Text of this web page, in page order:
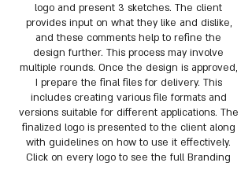
logo and present 3 sketches. The client
provides input on what they like and dislike,
and these comments help to refine the
design further. This process may involve
multiple rounds. Once the design is approved,
I prepare the final files for delivery. This
includes creating various file formats and
versions suitable for different applications. The
finalized logo is presented to the client along
with guidelines on how to use it effectively.
Click on every logo to see the full Branding